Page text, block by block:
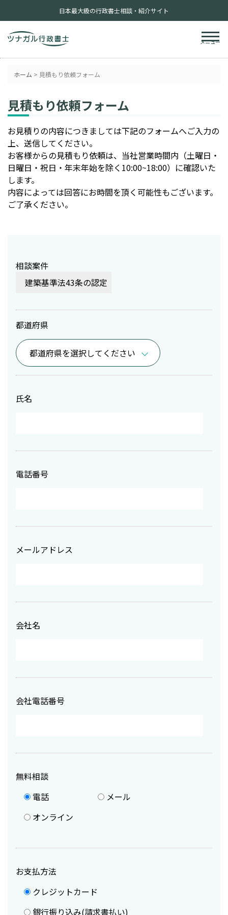
日本最大級の行政書士相談・紹介サイト
メニュー
ホーム > 見積もり依頼フォーム
見積もり依頼フォーム
お見積りの内容につきましては下記のフォームへご入力の
上、送信してください。
お客様からの見積もり依頼は、当社営業時間内（土曜日・
日曜日・祝日・年末年始を除く10:00~18:00）に確認いた
します。
内容によっては回答にお時間を頂く可能性もございます。
ご了承ください。
相談案件
都道府県
氏名
電話番号
メールアドレス
会社名
会社電話番号
無料相談
電話
メール
オンライン
お支払方法
クレジットカード
銀行振り込み(請求書払い)